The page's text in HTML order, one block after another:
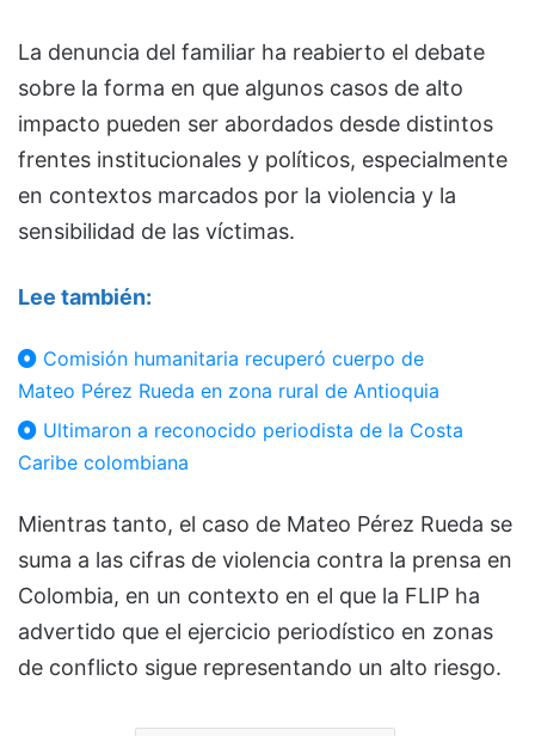
La denuncia del familiar ha reabierto el debate
sobre la forma en que algunos casos de alto
impacto pueden ser abordados desde distintos
frentes institucionales y políticos, especialmente
en contextos marcados por la violencia y la
sensibilidad de las víctimas.
Lee también:
Comisión humanitaria recuperó cuerpo de
Mateo Pérez Rueda en zona rural de Antioquia
Ultimaron a reconocido periodista de la Costa
Caribe colombiana
Mientras tanto, el caso de Mateo Pérez Rueda se
suma a las cifras de violencia contra la prensa en
Colombia, en un contexto en el que la FLIP ha
advertido que el ejercicio periodístico en zonas
de conflicto sigue representando un alto riesgo.